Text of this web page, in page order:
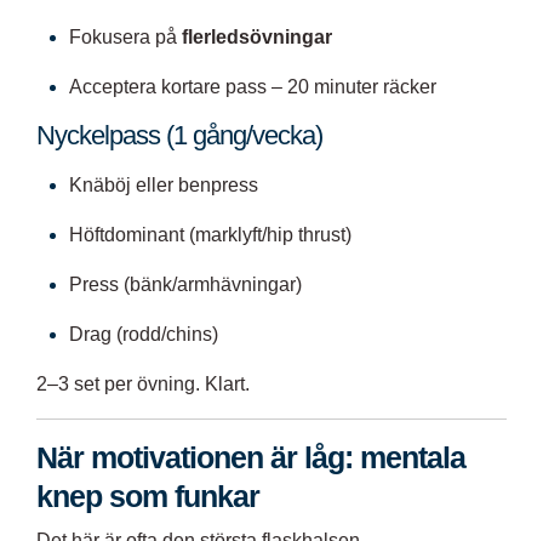
Fokusera påflerledsövningar
Acceptera kortare pass – 20 minuter räcker
Nyckelpass (1 gång/vecka)
Knäböj eller benpress
Höftdominant (marklyft/hip thrust)
Press (bänk/armhävningar)
Drag (rodd/chins)
2–3 set per övning. Klart.
När motivationen är låg: mentala
knep som funkar